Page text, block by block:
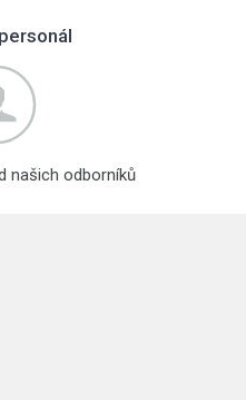
našich odborníků